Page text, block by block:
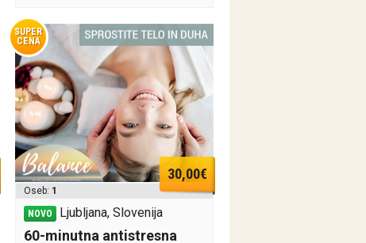
SUPER
CENA
30,00€
Oseb: 1
NOVO Ljubljana, Slovenija
60-minutna antistresna